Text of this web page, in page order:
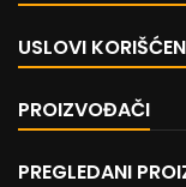
USLOVI
PROIZVOĐAČI
PREGLEDANI